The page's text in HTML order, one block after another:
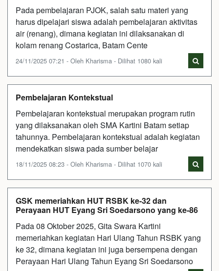
Pada pembelajaran PJOK, salah satu materi yang
harus dipelajari siswa adalah pembelajaran aktivitas
air (renang), dimana kegiatan ini dilaksanakan di
kolam renang Costarica, Batam Cente
24/11/2025 07:21 - Oleh Kharisma - Dilihat 1080 kali
Pembelajaran Kontekstual
Pembelajaran kontekstual merupakan program rutin
yang dilaksanakan oleh SMA Kartini Batam setiap
tahunnya. Pembelajaran kontekstual adalah kegiatan
mendekatkan siswa pada sumber belajar
18/11/2025 08:23 - Oleh Kharisma - Dilihat 1070 kali
GSK memeriahkan HUT RSBK ke-32 dan
Perayaan HUT Eyang Sri Soedarsono yang ke-86
Pada 08 Oktober 2025, Gita Swara Kartini
memeriahkan kegiatan Hari Ulang Tahun RSBK yang
ke 32, dimana kegiatan ini juga bersempena dengan
Perayaan Hari Ulang Tahun Eyang Sri Soedarsono